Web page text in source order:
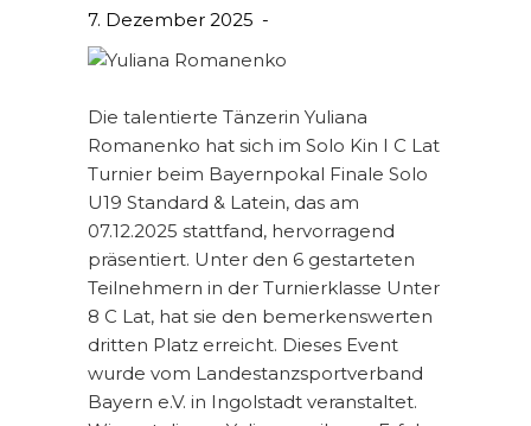
7. Dezember 2025
Die talentierte Tänzerin Yuliana
Romanenko hat sich im Solo Kin I C Lat
Turnier beim Bayernpokal Finale Solo
U19 Standard & Latein, das am
07.12.2025 stattfand, hervorragend
präsentiert. Unter den 6 gestarteten
Teilnehmern in der Turnierklasse Unter
8 C Lat, hat sie den bemerkenswerten
dritten Platz erreicht. Dieses Event
wurde vom Landestanzsportverband
Bayern e.V. in Ingolstadt veranstaltet.